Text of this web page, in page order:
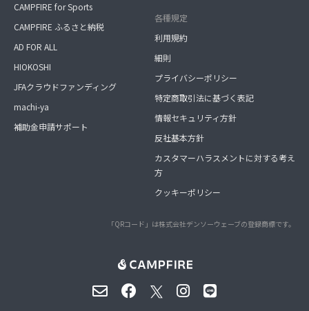
CAMPFIRE for Sports
CAMPFIRE ふるさと納税
AD FOR ALL
HIOKOSHI
JFAクラウドファンディング
machi-ya
補助金申請サポート
各種規定
利用規約
細則
プライバシーポリシー
特定商取引法に基づく表記
情報セキュリティ方針
反社基本方針
カスタマーハラスメントに対する考え
方
クッキーポリシー
「QRコード」は株式会社デンソーウェーブの登録商標です。